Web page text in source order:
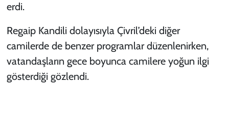
erdi.
Regaip Kandili dolayısıyla Çivril’deki diğer
camilerde de benzer programlar düzenlenirken,
vatandaşların gece boyunca camilere yoğun ilgi
gösterdiği gözlendi.